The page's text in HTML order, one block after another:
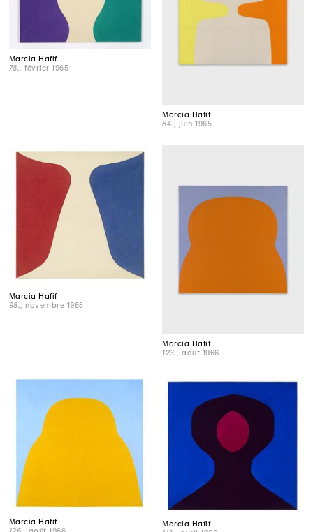
Marcia Hafif
78., février 1965
Marcia Hafif
84.
, juin 1965
Marcia Hafif
98.
, novembre 1965
Marcia Hafif
123., août 1966
Marcia Hafif
Marcia Hafif